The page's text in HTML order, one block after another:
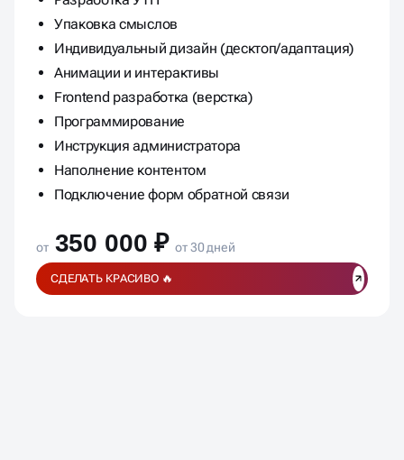
Упаковка смыслов
Индивидуальный дизайн (десктоп/адаптация)
Анимации и интерактивы
Frontend разработка (верстка)
Программирование
Инструкция администратора
Наполнение контентом
Подключение форм обратной связи
от 350 000 ₽ от 30 дней
СДЕЛАТЬ КРАСИВО 🔥